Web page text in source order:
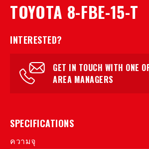
TOYOTA 8-FBE-15-T
INTERESTED?
GET IN TOUCH WITH ONE
AREA MANAGERS
SPECIFICATIONS
ความจุ